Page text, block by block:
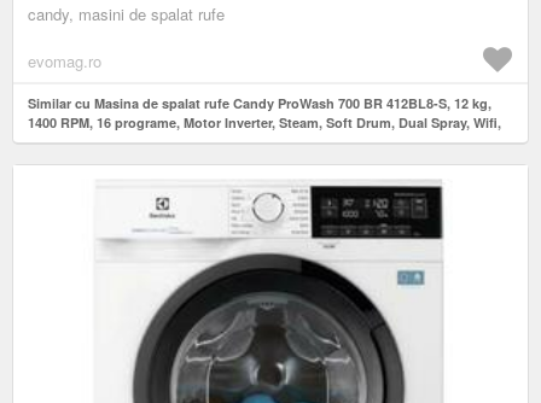
candy, masini de spalat rufe
evomag.ro
Similar cu Masina de spalat rufe Candy ProWash 700 BR 412BL8-S, 12 kg,
1400 RPM, 16 programe, Motor Inverter, Steam, Soft Drum, Dual Spray, Wifi,
Clasa A (Alb)